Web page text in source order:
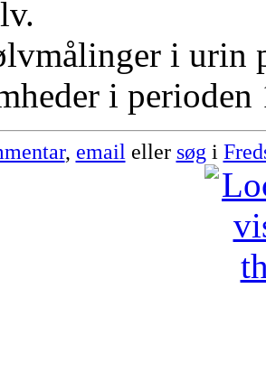
i urin
i perioden
, email eller søg i